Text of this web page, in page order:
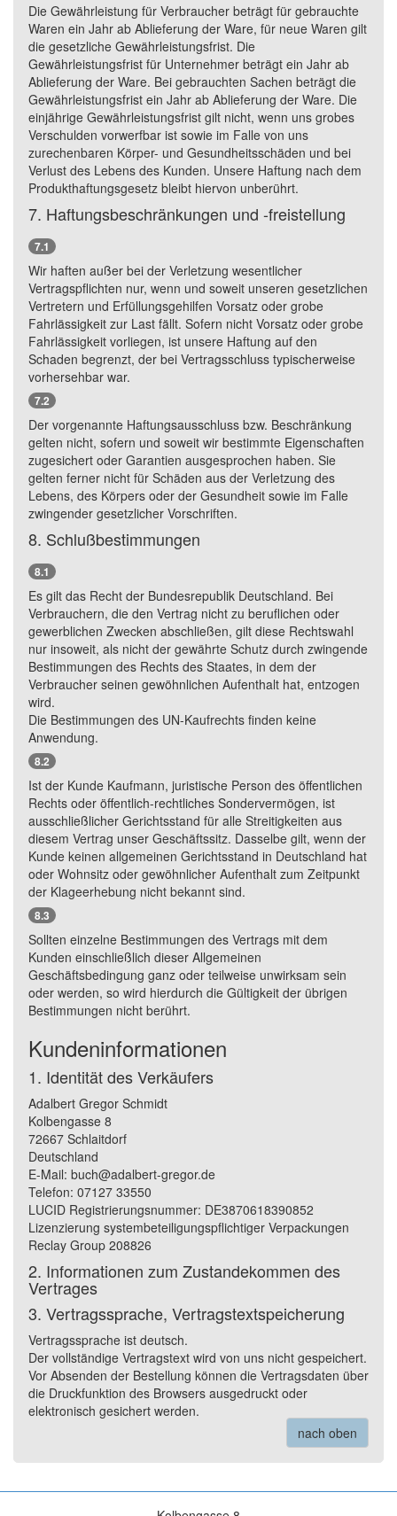
Die Gewährleistung für Verbraucher beträgt für gebrauchte
Waren ein Jahr ab Ablieferung der Ware, für neue Waren gilt
die gesetzliche Gewährleistungsfrist. Die
Gewährleistungsfrist für Unternehmer beträgt ein Jahr ab
Ablieferung der Ware. Bei gebrauchten Sachen beträgt die
Gewährleistungsfrist ein Jahr ab Ablieferung der Ware. Die
einjährige Gewährleistungsfrist gilt nicht, wenn uns grobes
Verschulden vorwerfbar ist sowie im Falle von uns
zurechenbaren Körper- und Gesundheitsschäden und bei
Verlust des Lebens des Kunden. Unsere Haftung nach dem
Produkthaftungsgesetz bleibt hiervon unberührt.
7. Haftungsbeschränkungen und -freistellung
7.1
Wir haften außer bei der Verletzung wesentlicher
Vertragspflichten nur, wenn und soweit unseren gesetzlichen
Vertretern und Erfüllungsgehilfen Vorsatz oder grobe
Fahrlässigkeit zur Last fällt. Sofern nicht Vorsatz oder grobe
Fahrlässigkeit vorliegen, ist unsere Haftung auf den
Schaden begrenzt, der bei Vertragsschluss typischerweise
vorhersehbar war.
7.2
Der vorgenannte Haftungsausschluss bzw. Beschränkung
gelten nicht, sofern und soweit wir bestimmte Eigenschaften
zugesichert oder Garantien ausgesprochen haben. Sie
gelten ferner nicht für Schäden aus der Verletzung des
Lebens, des Körpers oder der Gesundheit sowie im Falle
zwingender gesetzlicher Vorschriften.
8. Schlußbestimmungen
8.1
Es gilt das Recht der Bundesrepublik Deutschland. Bei
Verbrauchern, die den Vertrag nicht zu beruflichen oder
gewerblichen Zwecken abschließen, gilt diese Rechtswahl
nur insoweit, als nicht der gewährte Schutz durch zwingende
Bestimmungen des Rechts des Staates, in dem der
Verbraucher seinen gewöhnlichen Aufenthalt hat, entzogen
wird.
Die Bestimmungen des UN-Kaufrechts finden keine
Anwendung.
8.2
Ist der Kunde Kaufmann, juristische Person des öffentlichen
Rechts oder öffentlich-rechtliches Sondervermögen, ist
ausschließlicher Gerichtsstand für alle Streitigkeiten aus
diesem Vertrag unser Geschäftssitz. Dasselbe gilt, wenn der
Kunde keinen allgemeinen Gerichtsstand in Deutschland hat
oder Wohnsitz oder gewöhnlicher Aufenthalt zum Zeitpunkt
der Klageerhebung nicht bekannt sind.
8.3
Sollten einzelne Bestimmungen des Vertrags mit dem
Kunden einschließlich dieser Allgemeinen
Geschäftsbedingung ganz oder teilweise unwirksam sein
oder werden, so wird hierdurch die Gültigkeit der übrigen
Bestimmungen nicht berührt.
Kundeninformationen
1. Identität des Verkäufers
Adalbert Gregor Schmidt
Kolbengasse 8
72667 Schlaitdorf
Deutschland
E-Mail: buch@adalbert-gregor.de
Telefon: 07127 33550
LUCID Registrierungsnummer: DE3870618390852
Lizenzierung systembeteiligungspflichtiger Verpackungen
Reclay Group 208826
2. Informationen zum Zustandekommen des
Vertrages
3. Vertragssprache, Vertragstextspeicherung
Vertragssprache ist deutsch.
Der vollständige Vertragstext wird von uns nicht gespeichert.
Vor Absenden der Bestellung können die Vertragsdaten über
die Druckfunktion des Browsers ausgedruckt oder
elektronisch gesichert werden.
nach oben